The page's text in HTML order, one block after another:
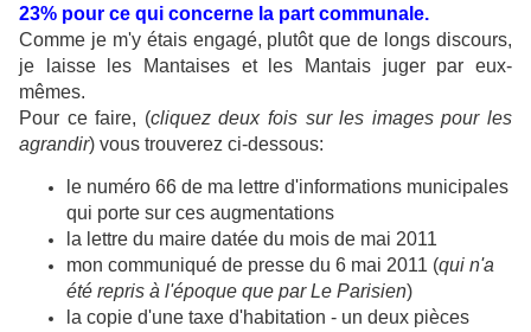
23% pour ce qui concerne la part communale.
Comme je m'y étais engagé, plutôt que de longs discours,
je laisse les Mantaises et les Mantais juger par eux-
mêmes.
Pour ce faire, (cliquez deux fois sur les images pour les
agrandir) vous trouverez ci-dessous:
le numéro 66 de ma lettre d'informations municipales
qui porte sur ces augmentations
la lettre du maire datée du mois de mai 2011
mon communiqué de presse du 6 mai 2011 (qui n'a
été repris à l'époque que par Le Parisien)
la copie d'une taxe d'habitation - un deux pièces